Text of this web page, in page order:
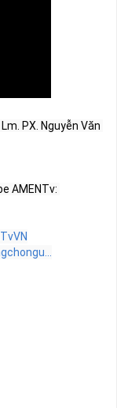
PX. Nguyễn Văn
AMENTv: